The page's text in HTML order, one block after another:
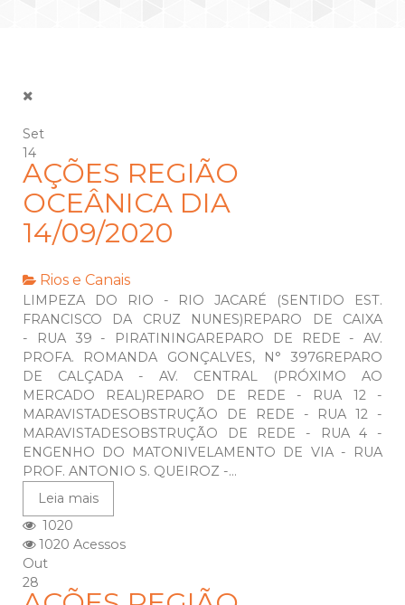
Set
14
AÇÕES REGIÃO
OCEÂNICA DIA
14/09/2020
Rios e Canais
LIMPEZA DO RIO - RIO JACARÉ (SENTIDO EST.
FRANCISCO DA CRUZ NUNES)REPARO DE CAIXA
- RUA 39 - PIRATININGAREPARO DE REDE - AV.
PROFA. ROMANDA GONÇALVES, N° 3976REPARO
DE CALÇADA - AV. CENTRAL (PRÓXIMO AO
MERCADO REAL)REPARO DE REDE - RUA 12 -
MARAVISTADESOBSTRUÇÃO DE REDE - RUA 12 -
MARAVISTADESOBSTRUÇÃO DE REDE - RUA 4 -
ENGENHO DO MATONIVELAMENTO DE VIA - RUA
PROF. ANTONIO S. QUEIROZ -...
Leia mais
1020
1020 Acessos
Out
28